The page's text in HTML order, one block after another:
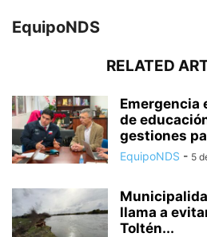
EquipoNDS
RELATED
Emergencia
de
gestiones
EquipoNDS - 5
llama a
Toltén...